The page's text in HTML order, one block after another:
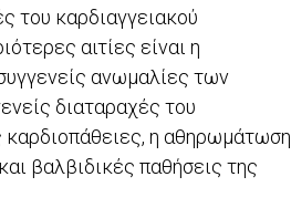
του καρδιαγγειακού
αιτίες είναι η
ανωμαλίες των
διαταραχές του
καρδιοπάθειες, η αθηρωμάτωση
βαλβιδικές παθήσεις της